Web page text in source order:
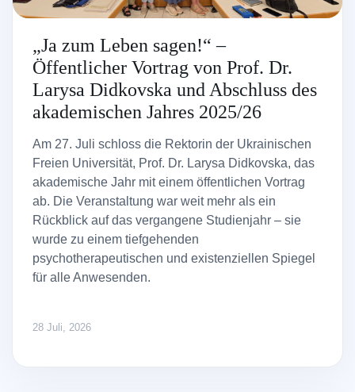
„Ja zum Leben sagen!“ –
Öffentlicher Vortrag von Prof. Dr.
Larysa Didkovska und Abschluss des
akademischen Jahres 2025/26
Am 27. Juli schloss die Rektorin der Ukrainischen
Freien Universität, Prof. Dr. Larysa Didkovska, das
akademische Jahr mit einem öffentlichen Vortrag
ab. Die Veranstaltung war weit mehr als ein
Rückblick auf das vergangene Studienjahr – sie
wurde zu einem tiefgehenden
psychotherapeutischen und existenziellen Spiegel
für alle Anwesenden.
28 Juli, 2026